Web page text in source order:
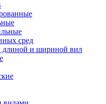
сред
длиной и шириной вил